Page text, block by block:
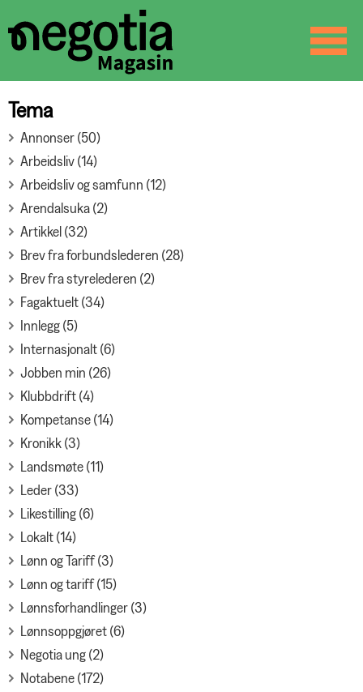
☰
Tema
Annonser (50)
Arbeidsliv (14)
Arbeidsliv og samfunn (12)
Arendalsuka (2)
Artikkel (32)
Brev fra forbundslederen (28)
Brev fra styrelederen (2)
Fagaktuelt (34)
Innlegg (5)
Internasjonalt (6)
Jobben min (26)
Klubbdrift (4)
Kompetanse (14)
Kronikk (3)
Landsmøte (11)
Leder (33)
Likestilling (6)
Lokalt (14)
Lønn og Tariff (3)
Lønn og tariff (15)
Lønnsforhandlinger (3)
Lønnsoppgjøret (6)
Negotia ung (2)
Notabene (172)